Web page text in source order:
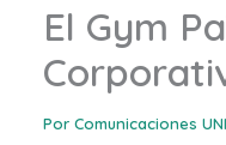
El Gym
Por Comunicaciones